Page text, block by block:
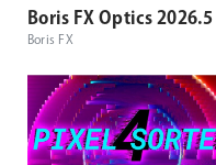
Boris FX Optics 2026.5
Boris FX